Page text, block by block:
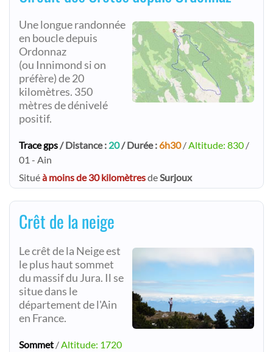
Une longue randonnée
en boucle depuis
Ordonnaz
(ou Innimond si on
préfère) de 20
kilomètres. 350
mètres de dénivelé
positif.
Trace gps / Distance : 20/ Durée : 6h30/ Altitude: 830 /
01 - Ain
Situéà moins de 30 kilomètresde Surjoux
Crêt de la neige
Le crêt de la Neige est
le plus haut sommet
du massif du Jura. Il se
situe dans le
département de l'Ain
en France.
Sommet / Altitude: 1720